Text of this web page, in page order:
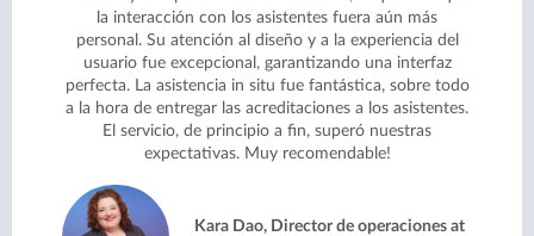
la interacción con los asistentes fuera aún más
personal. Su atención al diseño y a la experiencia del
usuario fue excepcional, garantizando una interfaz
perfecta. La asistencia in situ fue fantástica, sobre todo
a la hora de entregar las acreditaciones a los asistentes.
El servicio, de principio a fin, superó nuestras
expectativas. Muy recomendable!
Kara Dao, Director de operaciones at